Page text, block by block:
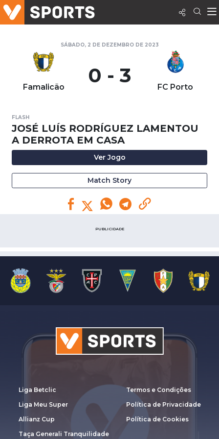
SÁBADO, 2 DE DEZEMBRO DE 2023
Famalicão 0 - 3 FC Porto
FLASH
JOSÉ LUÍS RODRÍGUEZ LAMENTOU
A DERROTA EM CASA
Ver Jogo
Match Story
PUBLICIDADE
Liga Betclic
Liga Meu Super
Allianz Cup
Taça Generali Tranquilidade
Termos e Condições
Política de Privacidade
Política de Cookies